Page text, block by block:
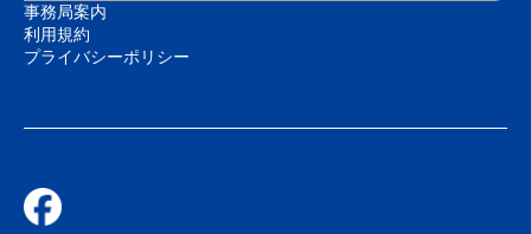
事務局案内
利用規約
プライバシーポリシー